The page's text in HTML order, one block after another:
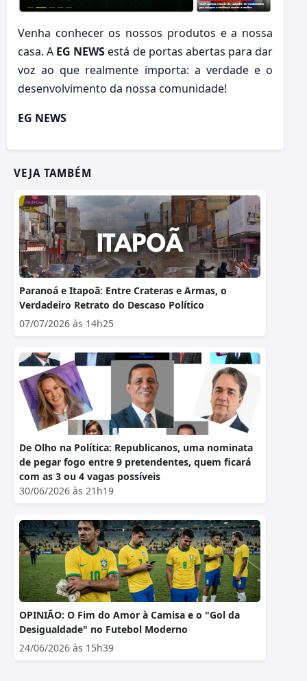
Venha conhecer os nossos produtos e a nossa
casa. A EG NEWSestá de portas abertas para dar
voz ao que realmente importa: a verdade e o
desenvolvimento da nossa comunidade!
EG NEWS
VEJA TAMBÉM
Paranoá e Itapoã: Entre Crateras e Armas, o
Verdadeiro Retrato do Descaso Político
07/07/2026 às 14h25
De Olho na Política: Republicanos, uma nominata
de pegar fogo entre 9 pretendentes, quem ficará
com as 3 ou 4 vagas possíveis
30/06/2026 às 21h19
OPINIÃO: O Fim do Amor à Camisa e o "Gol da
Desigualdade" no Futebol Moderno
24/06/2026 às 15h39